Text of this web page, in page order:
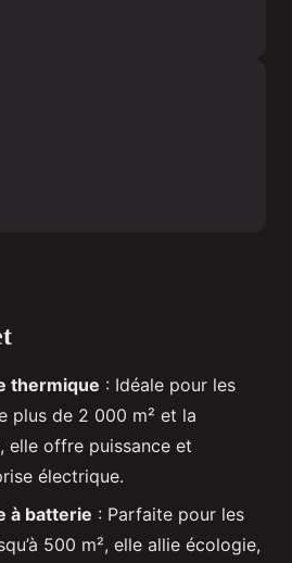
thermique : Idéale pour les
plus de 2 000 m² et la
elle offre puissance et
électrique.
à batterie : Parfaite pour les
500 m², elle allie écologie,